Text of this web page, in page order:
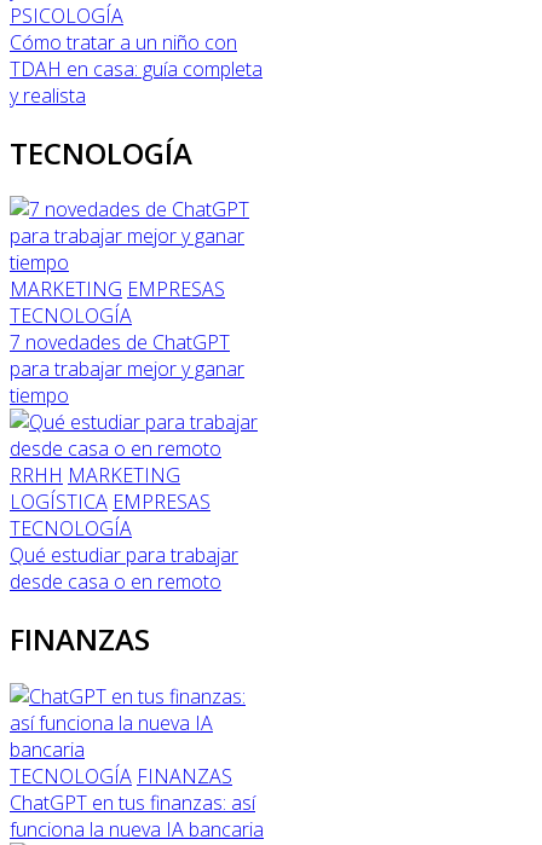
PSICOLOGÍA
Cómo tratar a un niño con
TDAH en casa: guía completa
y realista
TECNOLOGÍA
MARKETING EMPRESAS
TECNOLOGÍA
7 novedades de ChatGPT
para trabajar mejor y ganar
tiempo
RRHH MARKETING
LOGÍSTICA EMPRESAS
TECNOLOGÍA
Qué estudiar para trabajar
desde casa o en remoto
FINANZAS
TECNOLOGÍA FINANZAS
ChatGPT en tus finanzas: así
funciona la nueva IA bancaria